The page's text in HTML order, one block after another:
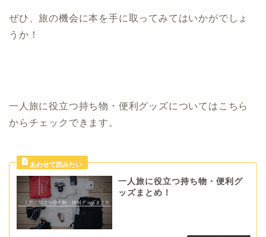
ぜひ、旅の機会に本を手に取ってみてはいかがでしょ
うか！
一人旅に役立つ持ち物・便利グッズについてはこちら
からチェックできます。
一人旅に役立つ持ち物・便利グ
ッズまとめ！